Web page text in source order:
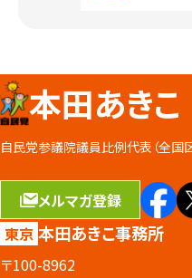
本田あきこ
自民党参議院議員比例代表（全国
メルマガ登録
東京 本田あきこ事務所
〒100-8962